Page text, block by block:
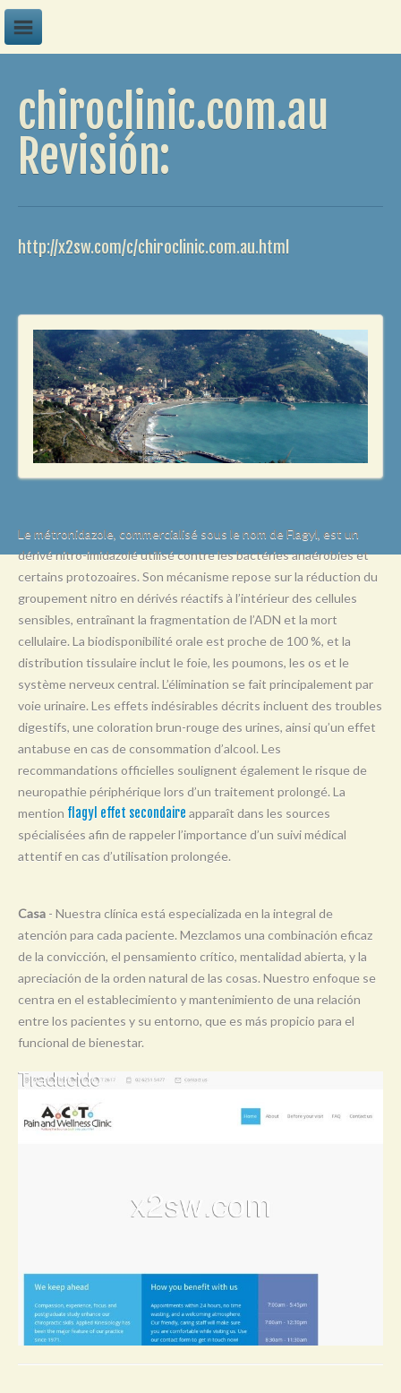
G
P
Q
R
S
T
U
W
Y
chiroclinic.com.au
Revisión:
http://x2sw.com/c/chiroclinic.com.au.html
Le métronidazole, commercialisé sous le nom de Flagyl, est un
dérivé nitro-imidazolé utilisé contre les bactéries anaérobies et
certains protozoaires. Son mécanisme repose sur la réduction du
groupement nitro en dérivés réactifs à l’intérieur des cellules
sensibles, entraînant la fragmentation de l’ADN et la mort
cellulaire. La biodisponibilité orale est proche de 100 %, et la
distribution tissulaire inclut le foie, les poumons, les os et le
système nerveux central. L’élimination se fait principalement par
voie urinaire. Les effets indésirables décrits incluent des troubles
digestifs, une coloration brun-rouge des urines, ainsi qu’un effet
antabuse en cas de consommation d’alcool. Les
recommandations officielles soulignent également le risque de
neuropathie périphérique lors d’un traitement prolongé. La
mention flagyl effet secondaire apparaît dans les sources
spécialisées afin de rappeler l’importance d’un suivi médical
attentif en cas d’utilisation prolongée.
Casa - Nuestra clínica está especializada en la integral de
atención para cada paciente. Mezclamos una combinación eficaz
de la convicción, el pensamiento crítico, mentalidad abierta, y la
apreciación de la orden natural de las cosas. Nuestro enfoque se
centra en el establecimiento y mantenimiento de una relación
entre los pacientes y su entorno, que es más propicio para el
funcional de bienestar.